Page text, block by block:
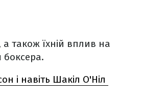
а також їхній вплив на
боксера.
і навіть Шакіл О'Ніл